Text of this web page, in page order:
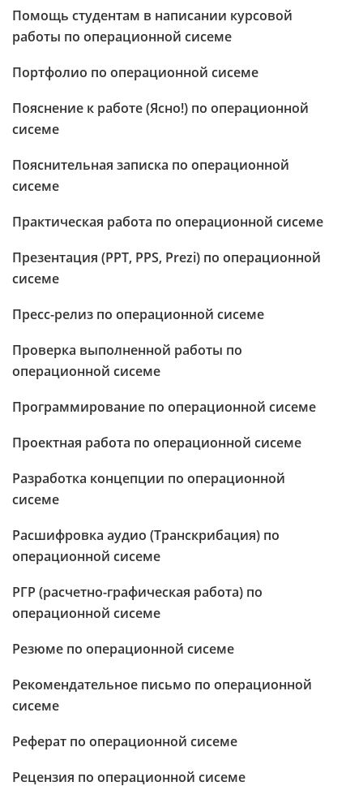
Помощь студентам в написании курсовой
работы по операционной сисеме
Портфолио по операционной сисеме
Пояснение к работе (Ясно!) по операционной
сисеме
Пояснительная записка по операционной
сисеме
Практическая работа по операционной сисеме
Презентация (PPT, PPS, Prezi) по операционной
сисеме
Пресс-релиз по операционной сисеме
Проверка выполненной работы по
операционной сисеме
Программирование по операционной сисеме
Проектная работа по операционной сисеме
Разработка концепции по операционной
сисеме
Расшифровка аудио (Транскрибация) по
операционной сисеме
РГР (расчетно-графическая работа) по
операционной сисеме
Резюме по операционной сисеме
Рекомендательное письмо по операционной
сисеме
Реферат по операционной сисеме
Рецензия по операционной сисеме